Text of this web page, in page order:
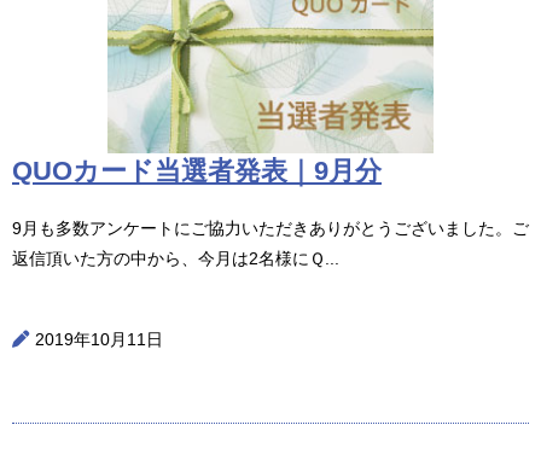
QUOカード当選者発表｜9月分
9月も多数アンケートにご協力いただきありがとうございました。ご
返信頂いた方の中から、今月は2名様にＱ...
2019年10月11日